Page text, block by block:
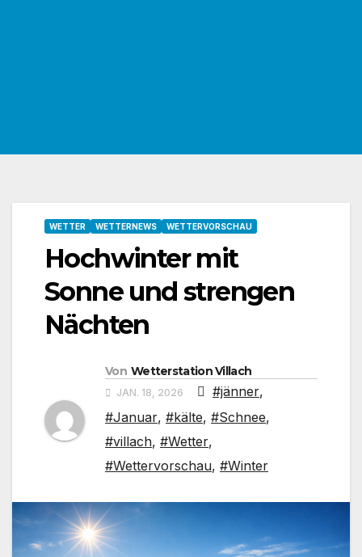
WETTER WETTERNEWS WETTERVORSCHAU
Hochwinter mit
Sonne und strengen
Nächten
Von Wetterstation Villach
JAN. 18, 2026 #jänner,
#Januar, #kälte, #Schnee,
#villach, #Wetter,
#Wettervorschau, #Winter